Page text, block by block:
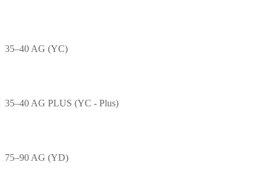
35–40 AG (YC)
35–40 AG PLUS (YC - Plus)
75–90 AG (YD)